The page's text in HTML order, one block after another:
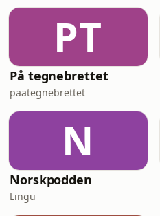
PT
På tegnebrettet
paategnebrettet
N
Norskpodden
Lingu